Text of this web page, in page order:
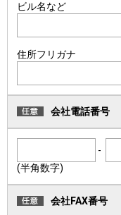
ビル名など
住所フリガナ
会社電話番号
-
(半角数字)
会社FAX番号